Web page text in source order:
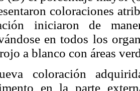
coloraciones
iniciaron de
en todos los
a blanco con áreas
coloración
en la parte